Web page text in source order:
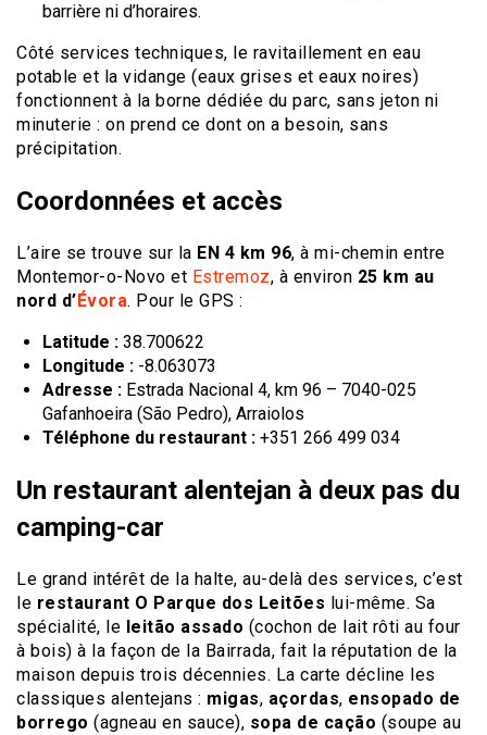
barrière ni d’horaires.
Côté services techniques, le ravitaillement en eau
potable et la vidange (eaux grises et eaux noires)
fonctionnent à la borne dédiée du parc, sans jeton ni
minuterie : on prend ce dont on a besoin, sans
précipitation.
Coordonnées et accès
L’aire se trouve sur la EN 4 km 96, à mi-chemin entre
Montemor-o-Novo et Estremoz, à environ 25 km au
nord d’ Évora. Pour le GPS :
Latitude : 38.700622
Longitude : -8.063073
Adresse : Estrada Nacional 4, km 96 – 7040-025
Gafanhoeira (São Pedro), Arraiolos
Téléphone du restaurant : +351 266 499 034
Un restaurant alentejan à deux pas du
camping-car
Le grand intérêt de la halte, au-delà des services, c’est
le restaurant O Parque dos Leitões lui-même. Sa
spécialité, le leitão assado (cochon de lait rôti au four
à bois) à la façon de la Bairrada, fait la réputation de la
maison depuis trois décennies. La carte décline les
classiques alentejans : migas, açordas, ensopado de
borrego (agneau en sauce), sopa de cação (soupe au